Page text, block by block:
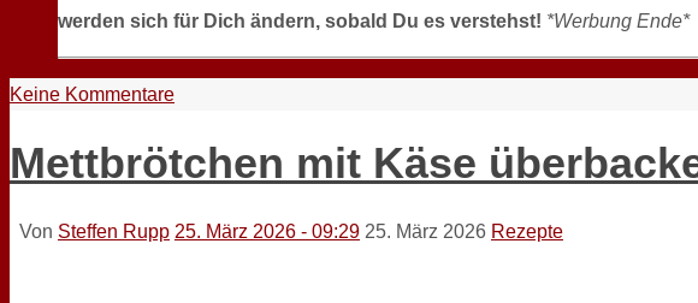
werden sich für Dich ändern, sobald Du es verstehst! *Werbung Ende*
Keine Kommentare
Mettbrötchen mit Käse
Von Steffen Rupp 25. März 2026 - 09:29 25. März 2026 Rezepte